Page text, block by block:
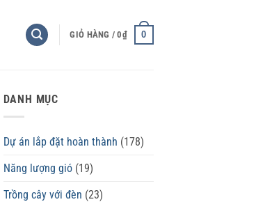
GIỎ HÀNG /0₫ 0
DANH MỤC
Dự án lắp đặt hoàn thành (178)
Năng lượng gió(19)
Trồng cây với đèn (23)